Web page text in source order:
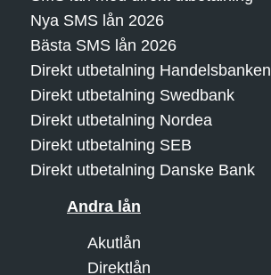
Nya SMS lån 2026
Bästa SMS lån 2026
Direkt utbetalning Handelsbanken
Direkt utbetalning Swedbank
Direkt utbetalning Nordea
Direkt utbetalning SEB
Direkt utbetalning Danske Bank
Andra lån
Akutlån
Direktlån